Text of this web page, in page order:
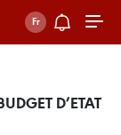
D’ETAT